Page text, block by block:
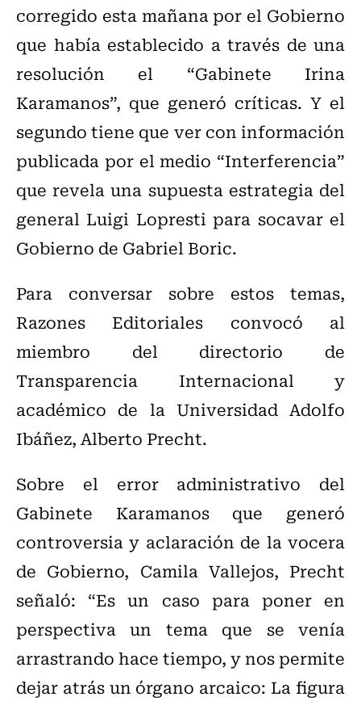
corregido esta mañana por el Gobierno
que había establecido a través de una
resolución el “Gabinete Irina
Karamanos”, que generó críticas. Y el
segundo tiene que ver con información
publicada por el medio “Interferencia”
que revela una supuesta estrategia del
general Luigi Lopresti para socavar el
Gobierno de Gabriel Boric.
Para conversar sobre estos temas,
Razones Editoriales convocó al
miembro del directorio de
Transparencia Internacional y
académico de la Universidad Adolfo
Ibáñez, Alberto Precht.
Sobre el error administrativo del
Gabinete Karamanos que generó
controversia y aclaración de la vocera
de Gobierno, Camila Vallejos, Precht
señaló: “Es un caso para poner en
perspectiva un tema que se venía
arrastrando hace tiempo, y nos permite
dejar atrás un órgano arcaico: La figura